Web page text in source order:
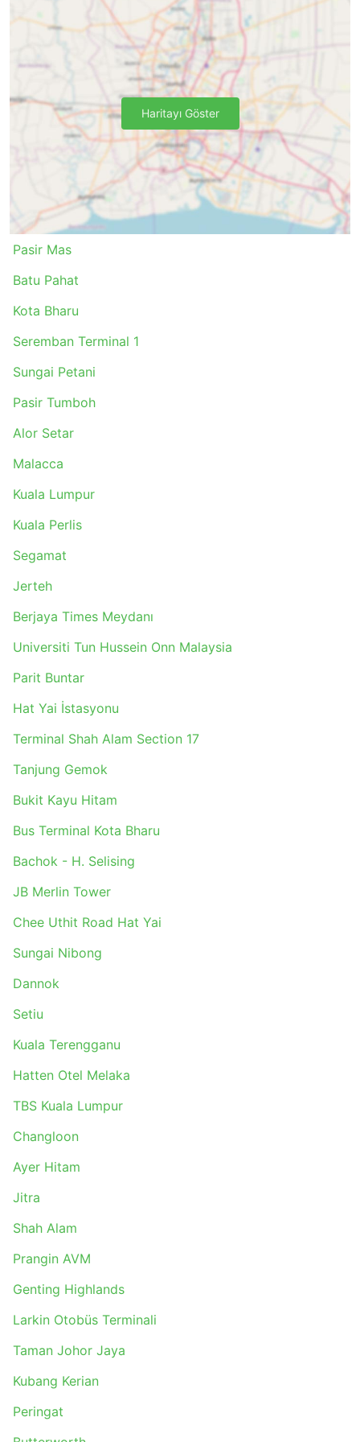
unutmayın - biletlerin tamamı tükenmiş olabilir, bu
nedenle seyahatinizi buna göre düzenleyin.
Pasir Mas
Batu Pahat
Kota Bharu
Seremban Terminal 1
Sungai Petani
Pasir Tumboh
Alor Setar
Malacca
Kuala Lumpur
Kuala Perlis
Segamat
Jerteh
Berjaya Times Meydanı
Universiti Tun Hussein Onn Malaysia
Parit Buntar
Hat Yai İstasyonu
Terminal Shah Alam Section 17
Tanjung Gemok
Bukit Kayu Hitam
Bus Terminal Kota Bharu
Bachok - H. Selising
JB Merlin Tower
Chee Uthit Road Hat Yai
Sungai Nibong
Dannok
Setiu
Kuala Terengganu
Hatten Otel Melaka
TBS Kuala Lumpur
Changloon
Ayer Hitam
Jitra
Shah Alam
Prangin AVM
Genting Highlands
Larkin Otobüs Terminali
Taman Johor Jaya
Kubang Kerian
Peringat
Haritayı Göster